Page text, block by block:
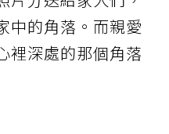
中的角落。而親愛
裡深處的那個角落